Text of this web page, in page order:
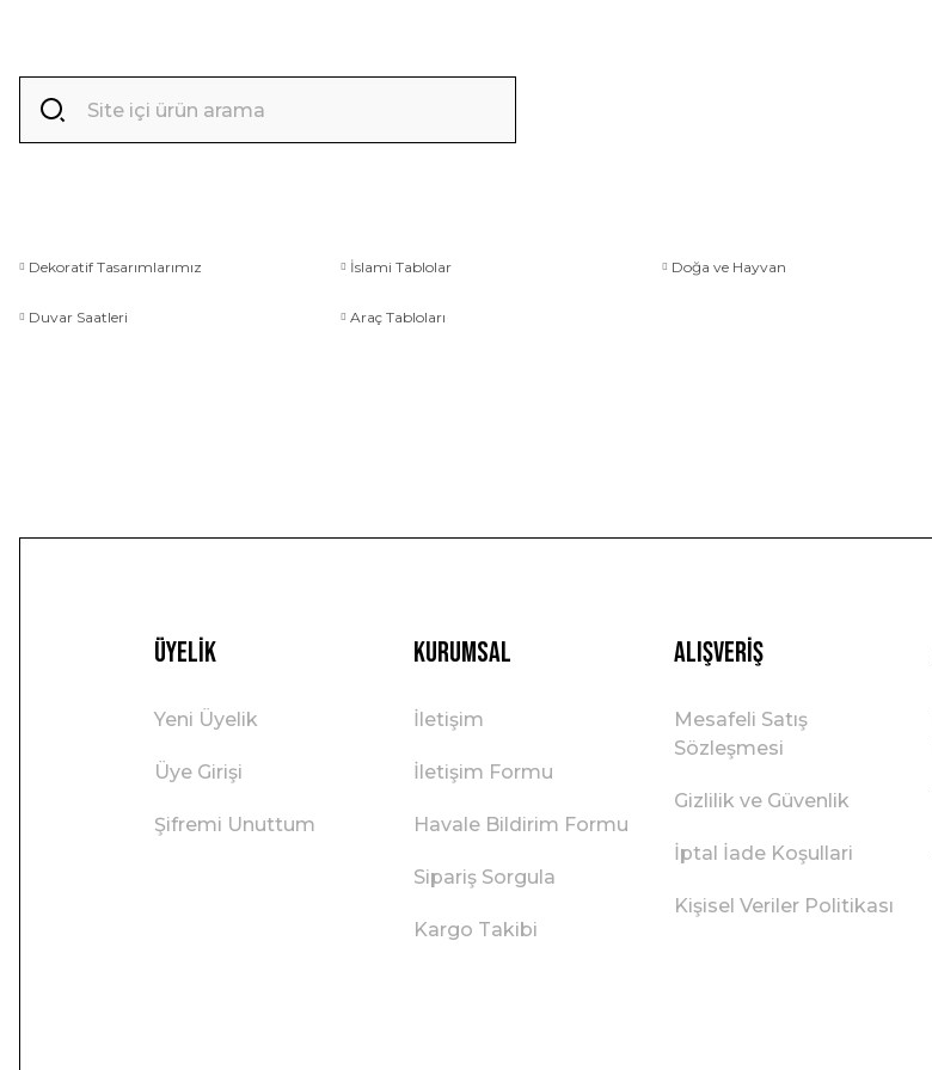
Dekoratif Tasarımlarımız İslami Tablolar Doğa ve Hayvan
Duvar Saatleri Araç Tabloları
Üyelik
Yeni Üyelik
Üye Girişi
Şifremi Unuttum
Kurumsal
İletişim
İletişim Formu
Havale Bildirim Formu
Sipariş Sorgula
Kargo Takibi
Alışveriş
Mesafeli Satış
Sözleşmesi
Gizlilik ve Güvenlik
İptal İade Koşullari
Kişisel Veriler Politikası